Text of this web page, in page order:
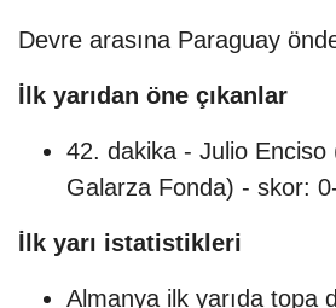
Devre arasına Paraguay
İlk yarıdan öne çıkanlar
42. dakika - Julio
Galarza Fonda) - skor:
İlk yarı istatistikleri
Almanya ilk yarıda topa